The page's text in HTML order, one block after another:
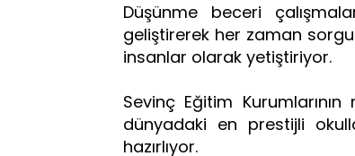
Düşünme beceri
geliştirerek her zaman
insanlar olarak yetiştiriyor.
Sevinç Eğitim
dünyadaki en prestijli
hazırlıyor.